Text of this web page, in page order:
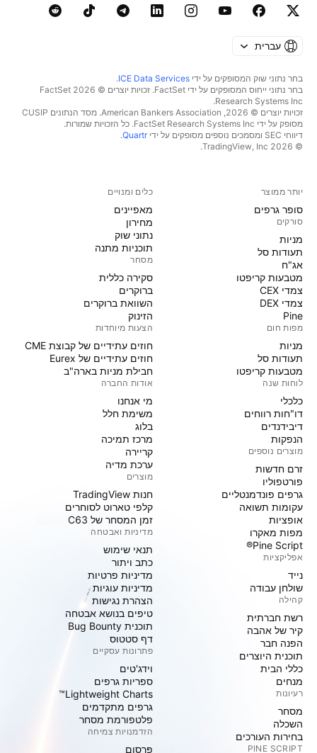
עברית
בחר נתוני שוק המסופקים על ידי ICE Data Services
.
בחר נתוני ייחוס המסופקים על ידי FactSet. זכויות יוצרים © 2026 ‏FactSet
Research Systems Inc.‏
זכויות יוצרים © 2026, ‏American Bankers Association. מסד הנתונים CUSIP
מסופק על ידי FactSet Research Systems Inc. כל הזכויות שמורות.
דיווחי SEC ומסמכים נוספים מסופקים על ידי
Quartr
.
© 2026 ‏TradingView, Inc.‏
יותר ממוצר
סופר גרפים
סורקים
מניות‏
תעודות סל
אג"ח
מטבעות קריפטו
צמדי CEX
צמדי DEX
Pine
מפות חום
מניות‏
תעודות סל
מטבעות קריפטו
לוחות שנה
כלכלי
דו"חות רווחים
דיבידנדים
הנפקות
מוצרים נוספים
זרם חדשות
פורטפוליו
גרפים פונדמנטליים
עקומות תשואה
אופציות
מפות מאקרו
Pine Script®
אפליקציות
נייד
שולחן עבודה
קהילה
רשת חברתית
קיר של אהבה
הפנה חבר
תוכנית היוצרים
כללי הבית
מנחים
רעיונות
מסחר
השכלה
בחירות העורכים
PINE SCRIPT
כלים ומנויים
מאפיינים
מחירון
נתוני שוק
תוכניות מתנה
מסחר
סקירה כללית
ברוקרים
השוואת ברוקרים
הזינוק
הצעות מיוחדות
חוזים עתידיים של קבוצת CME
חוזים עתידיים של Eurex
חבילת מניות בארה"ב
אודות החברה
מי אנחנו
משימת חלל
בלוג
מרכז תמיכה
קריירה
ערכת מדיה
מוצרים
חנות TradingView
קלפי טארוט לסוחרים
זמן המסחר של C63
מדיניות ואבטחה
תנאי שימוש
כתב ויתור
מדיניות פרטיות
מדיניות עוגיות
הצהרת נגישות
טיפים בנושא אבטחה
תוכנית Bug Bounty
דף סטטוס
פתרונות עסקיים
וידג'טים
ספריות גרפים
Lightweight Charts™
גרפים מתקדמים
פלטפורמת מסחר
הזדמנויות צמיחה
פּרסום